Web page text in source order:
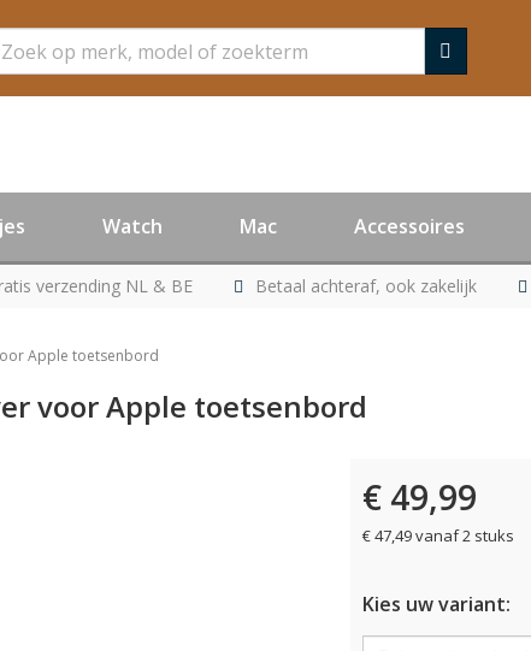
Watch Mac Accessoires
verzending NL & BE Betaal achteraf, ook zakelijk
Apple toetsenbord
voor Apple toetsenbord
€ 49,99
€ 47,49 vanaf 2 stuks
Kies uw variant: